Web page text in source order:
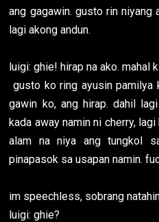
ang gagawin. gusto rin niyang
lagi akong andun.
luigi: ghie! hirap na ako. mahal
gusto ko ring ayusin pamilya
gawin ko, ang hirap. dahil
kada away namin ni cherry,
alam na niya ang tungkol
pinapasok sa usapan namin.
im speechless, sobrang
luigi: ghie?